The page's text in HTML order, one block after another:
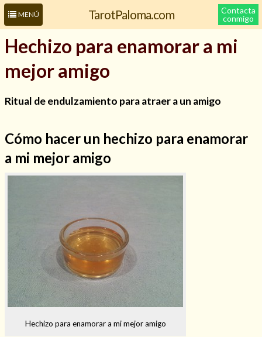
MENÚ TarotPaloma.com
Contacta
conmigo
Leer más sobre mí
Hechizos de amor
Hechizo para enamorar a mi
mejor amigo
Ritual de endulzamiento para atraer a un amigo
Cómo hacer un hechizo para enamorar
a mi mejor amigo
Hechizo para enamorar a mi mejor amigo